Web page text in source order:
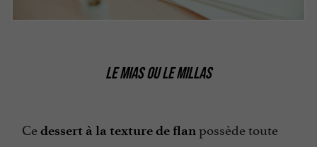
LE MIAS OU LE MILLAS
Cedessert à la texture de flanpossède toute